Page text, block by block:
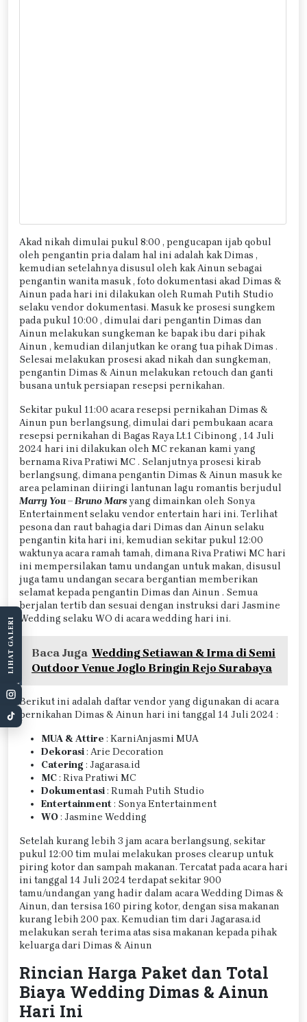
Akad nikah dimulai pukul 8:00 , pengucapan ijab qobul
oleh pengantin pria dalam hal ini adalah kak Dimas ,
kemudian setelahnya disusul oleh kak Ainun sebagai
pengantin wanita masuk , foto dokumentasi akad Dimas &
Ainun pada hari ini dilakukan oleh Rumah Putih Studio
selaku vendor dokumentasi. Masuk ke prosesi sungkem
pada pukul 10:00 , dimulai dari pengantin Dimas dan
Ainun melakukan sungkeman ke bapak ibu dari pihak
Ainun , kemudian dilanjutkan ke orang tua pihak Dimas .
Selesai melakukan prosesi akad nikah dan sungkeman,
pengantin Dimas & Ainun melakukan retouch dan ganti
busana untuk persiapan resepsi pernikahan.
Sekitar pukul 11:00 acara resepsi pernikahan Dimas &
Ainun pun berlangsung, dimulai dari pembukaan acara
resepsi pernikahan di Bagas Raya Lt.1 Cibinong , 14 Juli
2024 hari ini dilakukan oleh MC rekanan kami yang
bernama Riva Pratiwi MC . Selanjutnya prosesi kirab
berlangsung, dimana pengantin Dimas & Ainun masuk ke
area pelaminan diiringi lantunan lagu romantis berjudul
Marry You – Bruno Marsyang dimainkan oleh Sonya
Entertainment selaku vendor entertain hari ini. Terlihat
pesona dan raut bahagia dari Dimas dan Ainun selaku
pengantin kita hari ini, kemudian sekitar pukul 12:00
waktunya acara ramah tamah, dimana Riva Pratiwi MC hari
ini mempersilakan tamu undangan untuk makan, disusul
juga tamu undangan secara bergantian memberikan
selamat kepada pengantin Dimas dan Ainun . Semua
berjalan tertib dan sesuai dengan instruksi dari Jasmine
Wedding selaku WO di acara wedding hari ini.
Baca Juga Wedding Setiawan & Irma di Semi
Outdoor Venue Joglo Bringin Rejo Surabaya
Berikut ini adalah daftar vendor yang digunakan di acara
pernikahan Dimas & Ainun hari ini tanggal 14 Juli 2024 :
MUA & Attire : KarniAnjasmi MUA
Dekorasi: Arie Decoration
Catering: Jagarasa.id
MC: Riva Pratiwi MC
Dokumentasi: Rumah Putih Studio
Entertainment: Sonya Entertainment
WO: Jasmine Wedding
Setelah kurang lebih 3 jam acara berlangsung, sekitar
pukul 12:00 tim mulai melakukan proses clearup untuk
piring kotor dan sampah makanan. Tercatat pada acara hari
ini tanggal 14 Juli 2024 terdapat sekitar 900
tamu/undangan yang hadir dalam acara Wedding Dimas &
Ainun, dan tersisa 160 piring kotor, dengan sisa makanan
kurang lebih 200 pax. Kemudian tim dari Jagarasa.id
melakukan serah terima atas sisa makanan kepada pihak
keluarga dari Dimas & Ainun
Rincian Harga Paket dan Total
Biaya Wedding Dimas & Ainun
Hari Ini
LIHAT GALERI